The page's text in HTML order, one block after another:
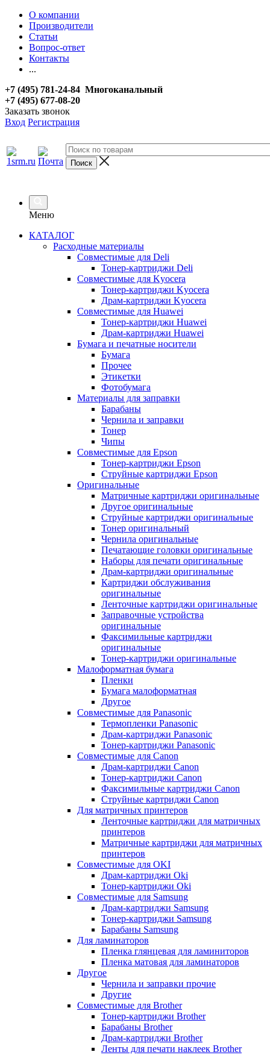
О компании
Производители
Статьи
Вопрос-ответ
Контакты
...
+7 (495) 781-24-84 Многоканальный
+7 (495) 677-08-20
Заказать звонок
Вход Регистрация
Меню
КАТАЛОГ
Расходные материалы
Совместимые для Deli
Тонер-картриджи Deli
Совместимые для Kyocera
Тонер-картриджи Kyocera
Драм-картриджи Kyocera
Совместимые для Huawei
Тонер-картриджи Huawei
Драм-картриджи Huawei
Бумага и печатные носители
Бумага
Прочее
Этикетки
Фотобумага
Материалы для заправки
Барабаны
Чернила и заправки
Тонер
Чипы
Совместимые для Epson
Тонер-картриджи Epson
Струйные картриджи Epson
Оригинальные
Матричные картриджи оригинальные
Другое оригинальные
Струйные картриджи оригинальные
Тонер оригинальный
Чернила оригинальные
Печатающие головки оригинальные
Наборы для печати оригинальные
Драм-картриджи оригинальные
Картриджи обслуживания
оригинальные
Ленточные картриджи оригинальные
Заправочные устройства
оригинальные
Факсимильные картриджи
оригинальные
Тонер-картриджи оригинальные
Малоформатная бумага
Пленки
Бумага малоформатная
Другое
Совместимые для Panasonic
Термопленки Panasonic
Драм-картриджи Panasonic
Тонер-картриджи Panasonic
Совместимые для Canon
Драм-картриджи Canon
Тонер-картриджи Canon
Факсимильные картриджи Canon
Струйные картриджи Canon
Для матричных принтеров
Ленточные картриджи для матричных
принтеров
Матричные картриджи для матричных
принтеров
Совместимые для OKI
Драм-картриджи Oki
Тонер-картриджи Oki
Совместимые для Samsung
Драм-картриджи Samsung
Тонер-картриджи Samsung
Барабаны Samsung
Для ламинаторов
Пленка глянцевая для ламиниторов
Пленка матовая для ламинаторов
Другое
Чернила и заправки прочие
Другие
Совместимые для Brother
Тонер-картриджи Brother
Барабаны Brother
Драм-картриджи Brother
Ленты для печати наклеек Brother